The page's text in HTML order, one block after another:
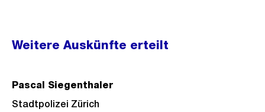
Weitere
Informationen
Weitere Auskünfte erteilt
Pascal Siegenthaler
Stadtpolizei Zürich